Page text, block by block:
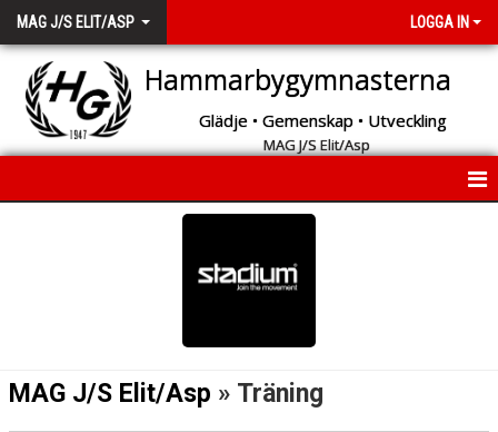
MAG J/S ELIT/ASP LOGGA IN
Hammarbygymnasterna
Glädje • Gemenskap • Utveckling
MAG J/S Elit/Asp
MAG J/S Elit/Asp » Träning